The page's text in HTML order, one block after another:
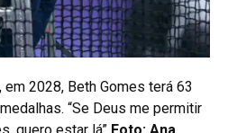
em 2028, Beth Gomes terá 63
“Se Deus me permitir